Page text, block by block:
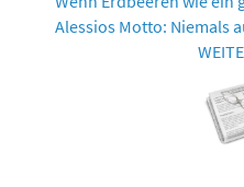
Alessios Motto: Niemals